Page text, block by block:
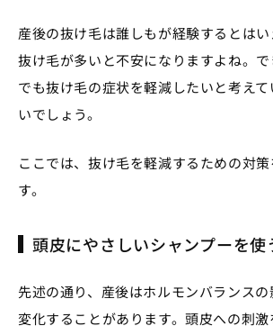
産後の抜け毛は誰しもが経験するとは
抜け毛が多いと不安になりますよね。
でも抜け毛の症状を軽減したいと考え
いでしょう。
ここでは、抜け毛を軽減するための対
す。
頭皮にやさしいシャンプーを使
先述の通り、産後はホルモンバランス
変化することがあります。頭皮への刺